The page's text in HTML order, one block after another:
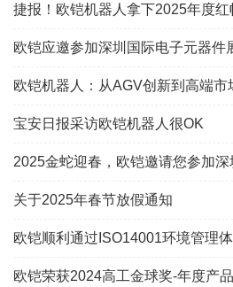
捷报！欧铠机器人拿下2025年度红
欧铠应邀参加深圳国际电子元器件展时间
欧铠机器人：从AGV创新到高端市
宝安日报采访欧铠机器人很OK
2025金蛇迎春，欧铠邀请您参加深
关于2025年春节放假通知
欧铠顺利通过ISO14001环境管理
欧铠荣获2024高工金球奖-年度产品